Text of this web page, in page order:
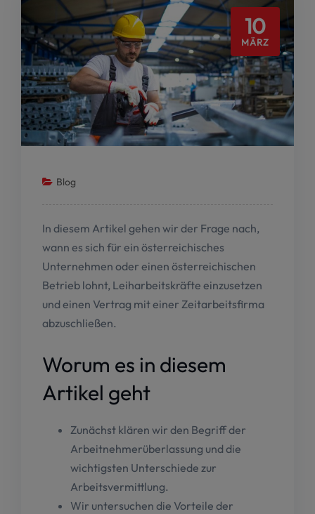
10
MÄRZ
Blog
In diesem Artikel gehen wir der Frage nach,
wann es sich für ein österreichisches
Unternehmen oder einen österreichischen
Betrieb lohnt, Leiharbeitskräfte einzusetzen
und einen Vertrag mit einer Zeitarbeitsfirma
abzuschließen.
Worum es in diesem
Artikel geht
Zunächst klären wir den Begriff der
Arbeitnehmerüberlassung und die
wichtigsten Unterschiede zur
Arbeitsvermittlung.
Wir untersuchen die Vorteile der